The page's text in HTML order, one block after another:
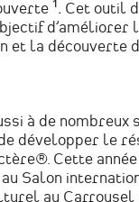
¹. Cet outil
d’améliorer
et la découverte
à de nombreux
développer le
Cette année
Salon
au Carrousel